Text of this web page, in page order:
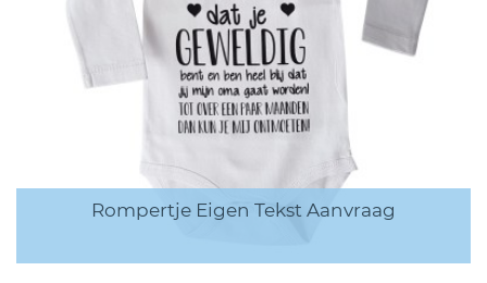
Rompertje Eigen Tekst Aanvraag